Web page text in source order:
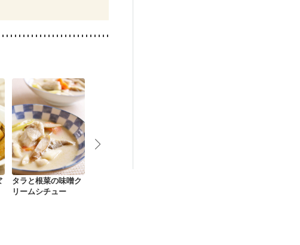
期)
妊娠糖尿病(初期)
タラと根菜の味噌ク
リームシチュー